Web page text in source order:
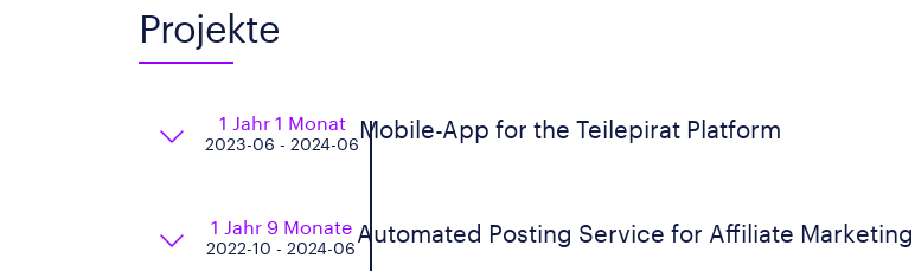
Projekte
1 Jahr 1 Monat
2023-06 - 2024-06
Mobile-App for the Teilepirat Platform
1 Jahr 9 Monate
2022-10 - 2024-06
Automated Posting Service for Affiliate Marketing